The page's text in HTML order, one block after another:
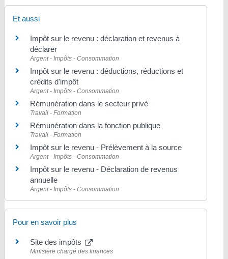
Et aussi
Impôt sur le revenu : déclaration et revenus à
déclarer
Argent - Impôts - Consommation
Impôt sur le revenu : déductions, réductions et
crédits d'impôt
Argent - Impôts - Consommation
Rémunération dans le secteur privé
Travail - Formation
Rémunération dans la fonction publique
Travail - Formation
Impôt sur le revenu - Prélèvement à la source
Argent - Impôts - Consommation
Impôt sur le revenu - Déclaration de revenus
annuelle
Argent - Impôts - Consommation
Pour en savoir plus
Site des impôts
Ministère chargé des finances